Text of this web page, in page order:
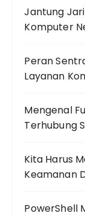
Jantung
Komputer
Peran
Layanan
Mengenal
Terhubung
Kita Harus
Keamanan
PowerShell